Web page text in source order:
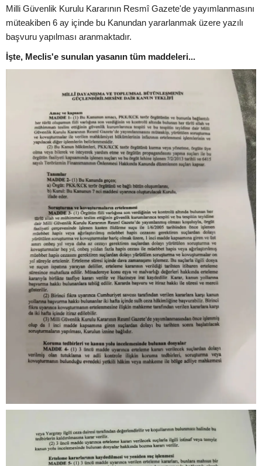
Milli Güvenlik Kurulu Kararının Resmî Gazete'de yayımlanmasını
müteakiben 6 ay içinde bu Kanundan yararlanmak üzere yazılı
başvuru yapılması aranmaktadır.
İşte, Meclis'e sunulan yasanın tüm maddeleri...